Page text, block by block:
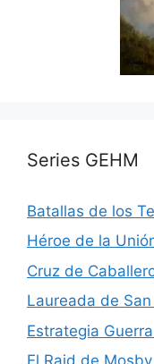
Series GEHM
Batallas de los
Héroe de la
Cruz de
Laureada de
Estrategia